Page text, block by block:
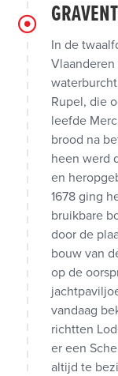
In de
Rupel, die
leefde
brood na
heen werd
en
1678 ging
bruikbare
door de
bouw van
op de
vandaag
richtten
er een
altijd te